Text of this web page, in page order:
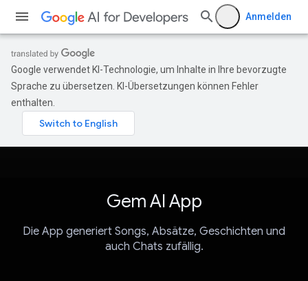
Anmelden
Google verwendet KI-Technologie, um Inhalte in Ihre bevorzugte
Sprache zu übersetzen. KI-Übersetzungen können Fehler
enthalten.
Gem AI App
Die App generiert Songs, Absätze, Geschichten und
auch Chats zufällig.